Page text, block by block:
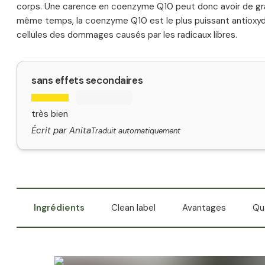
corps. Une carence en coenzyme Q10 peut donc avoir de
même temps, la coenzyme Q10 est le plus puissant
cellules des dommages causés par les radicaux libres.
sans effets secondaires
très bien
Écrit par AnitaTraduit automatiquement
Ingrédients Clean label Avantages